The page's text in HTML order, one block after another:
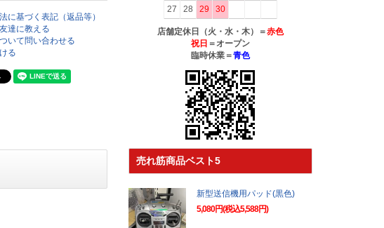
に基づく表記（返品等）
達に教える
いて問い合わせる
る
27
28 29 30
店舗定休日（火・水・木）＝赤色
祝日 ＝オープン
臨時休業＝青色
売れ筋商品ベスト5
新型送信機用パッド(黒色)
5,080円(税込5,588円)